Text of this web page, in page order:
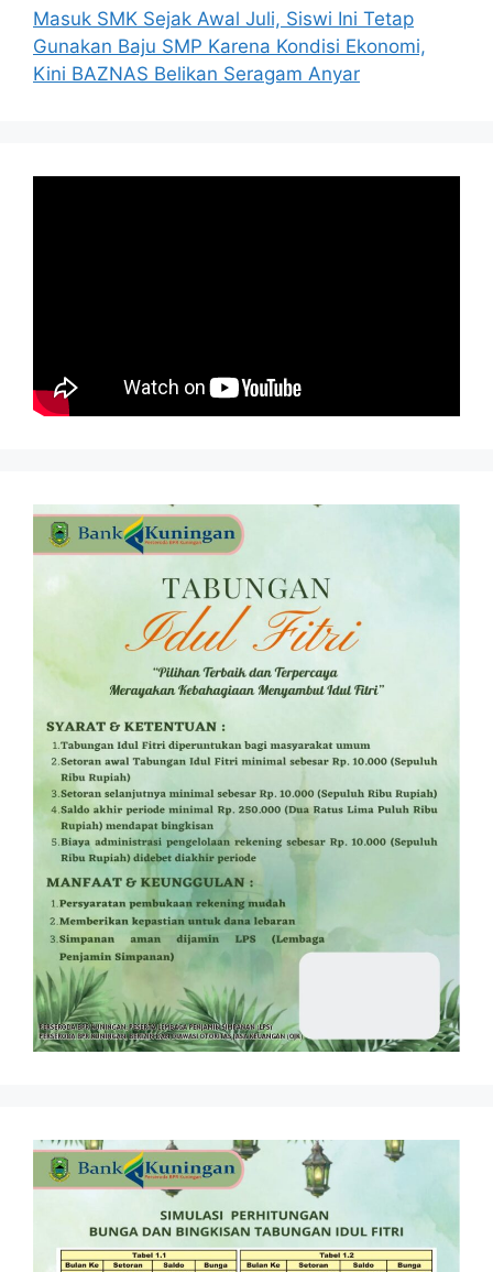
Masuk SMK Sejak Awal Juli, Siswi Ini Tetap
Gunakan Baju SMP Karena Kondisi Ekonomi,
Kini BAZNAS Belikan Seragam Anyar